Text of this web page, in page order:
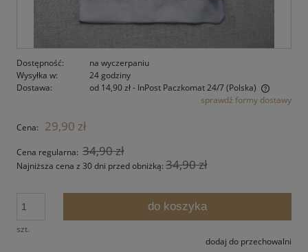
Dostępność:
na wyczerpaniu
Wysyłka w:
24 godziny
Dostawa:
od 14,90 zł- InPost Paczkomat 24/7(Polska)
Cena nie zawiera ewentualnych kosztów płatnościsprawdź formy dostawy
Cena: 29,90 zł
Cena regularna: 34,90 zł
Najniższa cena z 30 dni przed obniżką: 34,90 zł
szt.
do koszyka
dodaj do przechowalni